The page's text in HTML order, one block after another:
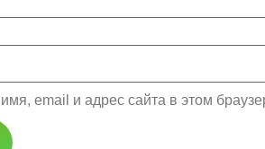
email и адрес сайта в этом